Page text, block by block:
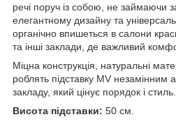
речі поруч із собою, не займаючи
елегантному дизайну та
органічно впишеться в салони
та інші заклади, де важливий
Міцна конструкція, натуральні
роблять підставку MV незамінним
закладу, який цінує порядок і стиль.
Висота підставки: 50 см.